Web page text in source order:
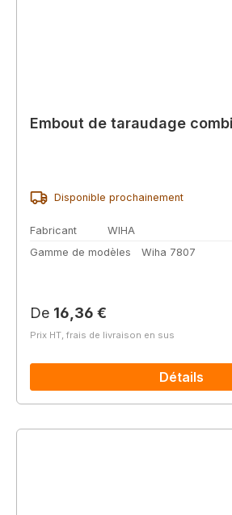
Embout de taraudage
Disponible prochainement
Fabricant
WIHA
Gamme de modèles
Wiha 7807
Prix régulier :
De 16,36 €
Prix HT, frais de livraison en sus
Détails